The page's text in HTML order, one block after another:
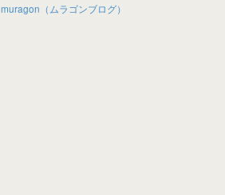
muragon（ムラゴンブログ）